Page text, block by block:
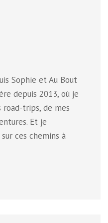
Sophie et Au Bout
depuis 2013, où je
trips, de mes
Et je
ces chemins à